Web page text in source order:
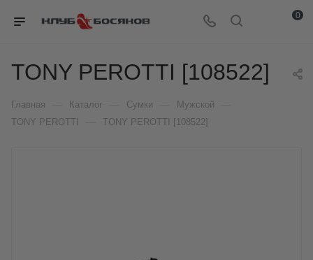
0
TONY PEROTTI [108522]
Главная Каталог Сумки Мужской
TONY PEROTTI TONY PEROTTI [108522]